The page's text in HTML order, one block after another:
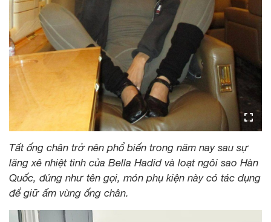
Tất ống chân trở nên phổ biến trong năm nay sau sự
lăng xê nhiệt tình của Bella Hadid và loạt ngôi sao Hàn
Quốc, đúng như tên gọi, món phụ kiện này có tác dụng
để giữ ấm vùng ống chân.